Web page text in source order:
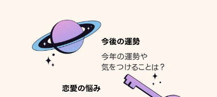
今後の運勢
今年の運勢や
気をつけることは？
恋愛の悩み